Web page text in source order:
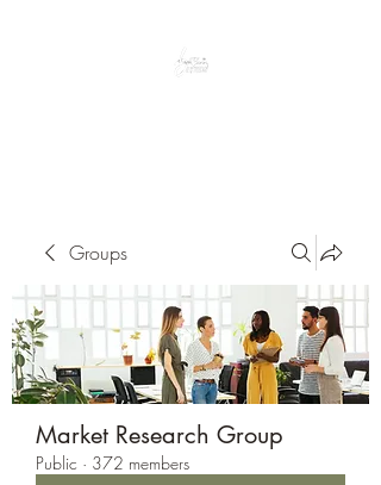
Groups
Market Research Group
Public · 372 members